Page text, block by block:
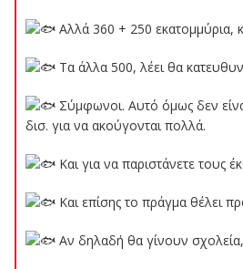
Αλλά 360 + 250 εκατομμύρια,
Τα άλλα 500, λέει θα
Σύμφωνοι. Αυτό όμως δεν
δισ. για να ακούγονται πολλά.
Και για να παριστάνετε τους
Και επίσης το πράγμα θέλει
Αν δηλαδή θα γίνουν